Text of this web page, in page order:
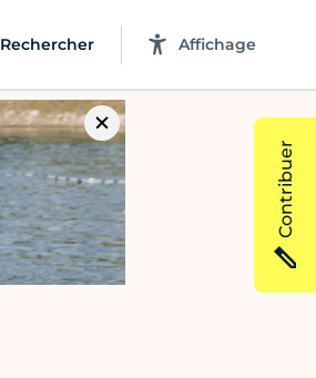
Rechercher Affichage
Contribuer